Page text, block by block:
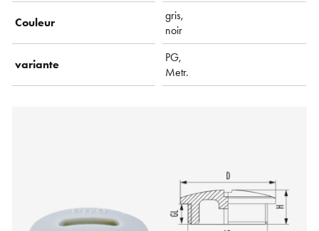
Couleur
gris,
noir
variante
PG,
Metr.